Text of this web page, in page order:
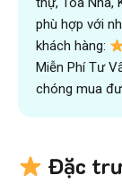
phù hợp với
khách hàng:
Miễn Phí Tư
chóng mua
Đặc